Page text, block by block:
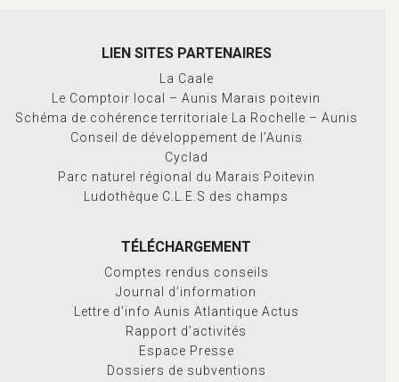
LIEN SITES PARTENAIRES
La Caale
Le Comptoir local – Aunis Marais poitevin
Schéma de cohérence territoriale La Rochelle – Aunis
Conseil de développement de l’Aunis
Cyclad
Parc naturel régional du Marais Poitevin
Ludothèque C.L.E.S des champs
TÉLÉCHARGEMENT
Comptes rendus conseils
Journal d’information
Lettre d’info Aunis Atlantique Actus
Rapport d’activités
Espace Presse
Dossiers de subventions